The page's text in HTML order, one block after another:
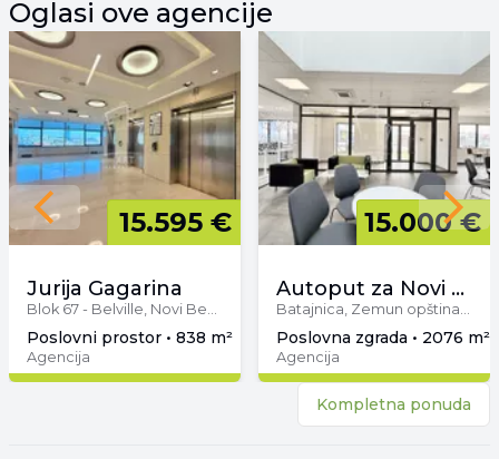
Oglasi ove agencije
15.595 €
Jurija Gagarina
Blok 67 - Belville, Novi Beograd, Beograd
poslovni prostor • 838 m²
Agencija
15.000 €
Autoput za Novi Sad
Batajnica, Zemun opština, Beograd
poslovna zgrada • 2076
Agencija
Previous slide Next
Kompletna ponuda